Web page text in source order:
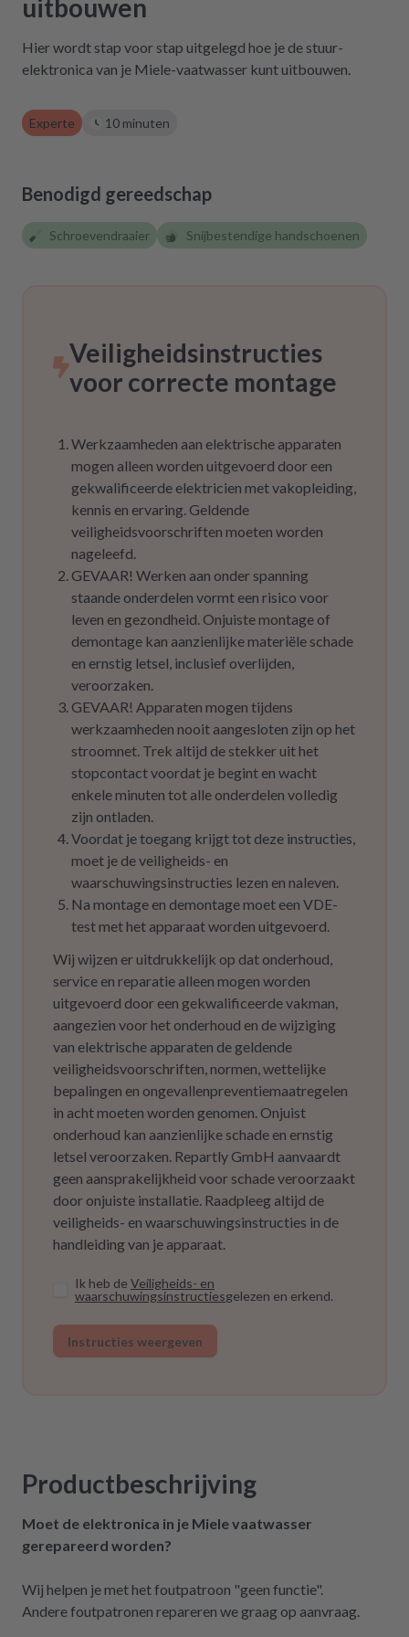
gekostet hätte. Ich hoffe, wir werden in
zurückgreifen müssen. Aber gut zu wissen,
dass es diese Möglichkeit gibt! Werden wir
uitbouwen
Hier wordt stap voor stap uitgelegd hoe je de stuur-
elektronica van je Miele-vaatwasser kunt uitbouwen.
Experte 10 minuten
Benodigd gereedschap
Schroevendraaier Snijbestendige handschoenen
Veiligheidsinstructies
voor correcte montage
Werkzaamheden aan elektrische apparaten
mogen alleen worden uitgevoerd door een
gekwalificeerde elektricien met vakopleiding,
kennis en ervaring. Geldende
veiligheidsvoorschriften moeten worden
nageleefd.
GEVAAR! Werken aan onder spanning
staande onderdelen vormt een risico voor
leven en gezondheid. Onjuiste montage of
demontage kan aanzienlijke materiële schade
en ernstig letsel, inclusief overlijden,
veroorzaken.
GEVAAR! Apparaten mogen tijdens
werkzaamheden nooit aangesloten zijn op het
stroomnet. Trek altijd de stekker uit het
stopcontact voordat je begint en wacht
enkele minuten tot alle onderdelen volledig
zijn ontladen.
Voordat je toegang krijgt tot deze instructies,
moet je de veiligheids- en
waarschuwingsinstructies lezen en naleven.
Na montage en demontage moet een VDE-
test met het apparaat worden uitgevoerd.
Wij wijzen er uitdrukkelijk op dat onderhoud,
service en reparatie alleen mogen worden
uitgevoerd door een gekwalificeerde vakman,
aangezien voor het onderhoud en de wijziging
van elektrische apparaten de geldende
veiligheidsvoorschriften, normen, wettelijke
bepalingen en ongevallenpreventiemaatregelen
in acht moeten worden genomen. Onjuist
onderhoud kan aanzienlijke schade en ernstig
letsel veroorzaken. Repartly GmbH aanvaardt
geen aansprakelijkheid voor schade veroorzaakt
door onjuiste installatie. Raadpleeg altijd de
veiligheids- en waarschuwingsinstructies in de
handleiding van je apparaat.
Ik heb de Veiligheids- en
waarschuwingsinstructiesgelezen en erkend.
Instructies weergeven
Productbeschrijving
Moet de elektronica in je Miele vaatwasser
gerepareerd worden?
Wij helpen je met het foutpatroon "geen functie".
Andere foutpatronen repareren we graag op aanvraag.